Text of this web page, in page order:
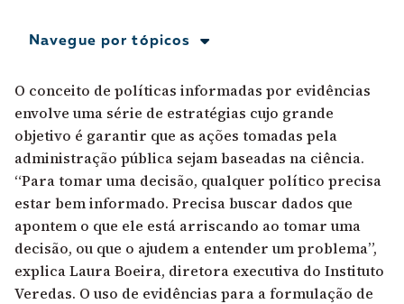
Navegue por tópicos
O conceito de políticas informadas por evidências
envolve uma série de estratégias cujo grande
objetivo é garantir que as ações tomadas pela
administração pública sejam baseadas na ciência.
“Para tomar uma decisão, qualquer político precisa
estar bem informado. Precisa buscar dados que
apontem o que ele está arriscando ao tomar uma
decisão, ou que o ajudem a entender um problema”,
explica Laura Boeira, diretora executiva do Instituto
Veredas. O uso de evidências para a formulação de